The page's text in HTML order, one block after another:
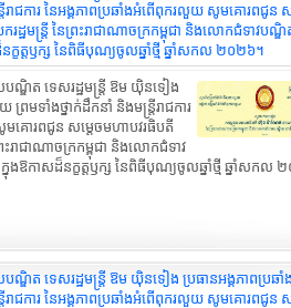
រាជការ នៃអង្គភាពប្រឆាំងអំពើពុករលួយ សូមគោរពជូន ស
ឋមន្ត្រី នៃព្រះរាជាណាចក្រកម្ពុជា និងលោកជំទាវបណ្ឌិ
ក្ខត្តឫក្ស នៃពិធីបុណ្យចូលឆ្នាំថ្មី ឆ្នាំសកល ២០២៦។
ឌិត ទេសរដ្ឋមន្ដ្រី ឱម យ៉ិនទៀង
រមទាំងថ្នាក់ដឹកនាំ និងមន្ត្រីរាជការ
គោរពជូន សម្តេចមហាបវរធិបតី
រាជាណាចក្រកម្ពុជា និងលោកជំទាវ
នុងឱកាសដ៏នក្ខត្តឫក្ស នៃពិធីបុណ្យចូលឆ្នាំថ្មី ឆ្នាំសកល
ត ទេសរដ្ឋមន្ដ្រី ឱម យ៉ិនទៀង ប្រធានអង្គភាពប្រឆាំ
រាជការ នៃអង្គភាពប្រឆាំងអំពើពុករលួយ សូមគោរពជូន ស